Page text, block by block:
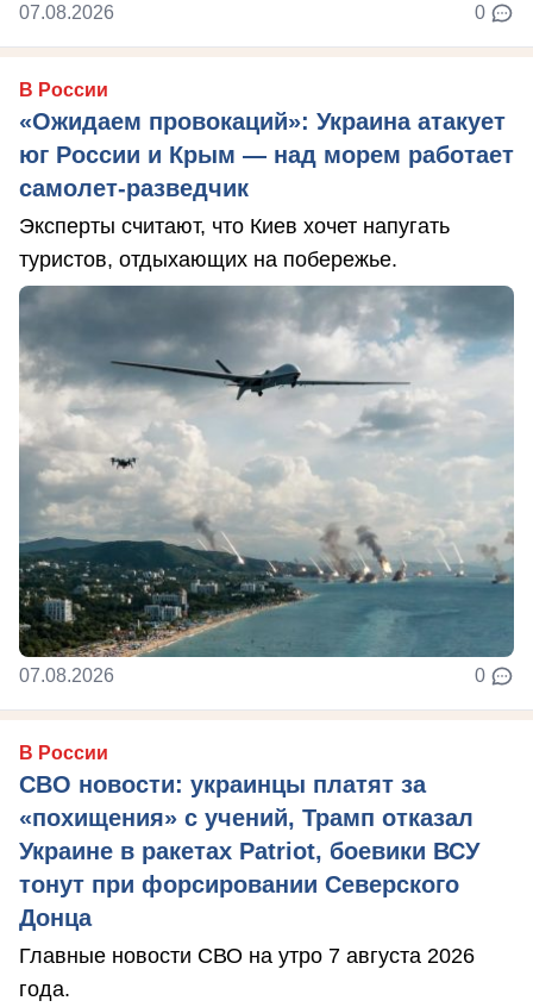
07.08.2026 0
В России
«Ожидаем провокаций»: Украина атакует
юг России и Крым — над морем работает
самолет-разведчик
Эксперты считают, что Киев хочет напугать
туристов, отдыхающих на побережье.
07.08.2026 0
В России
СВО новости: украинцы платят за
«похищения» с учений, Трамп отказал
Украине в ракетах Patriot, боевики ВСУ
тонут при форсировании Северского
Донца
Главные новости СВО на утро 7 августа 2026
года.